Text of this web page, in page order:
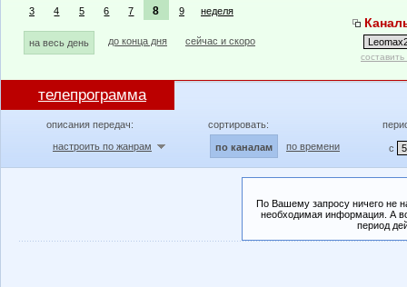
3 4 5 6 7 8 9 неделя
на весь день до конца дня сейчас и скоро
телепрограмма
описания передач:
настроить по жанрам
сортировать:
по каналам по времени с
По Вашему запросу ничего не
необходимая информация. А
период